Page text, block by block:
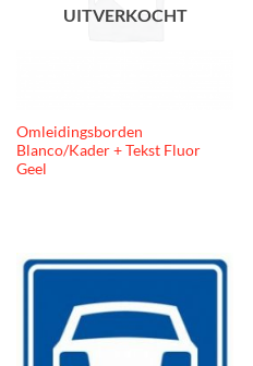
UITVERKOCHT
Omleidingsborden
Blanco/Kader + Tekst Fluor
Geel